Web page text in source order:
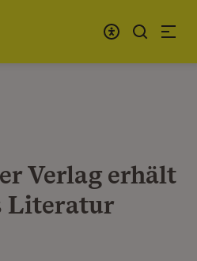
Verlag erhält
Literatur